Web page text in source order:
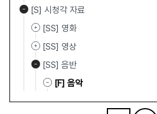
[S] 시청각 자료
[SS] 영화
[SS] 영상
[SS] 음반
[F] 음악